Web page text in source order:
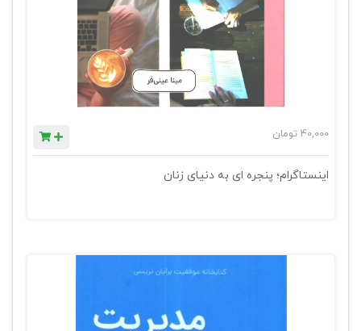
40,000 تومان
اینستاگرام؛ پنجره ای به دنیای زنان